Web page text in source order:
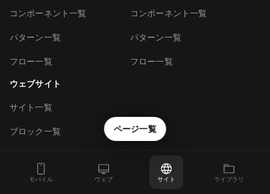
モバイル ウェブ サイト ライブラリ
ページ一覧
コンポーネント一覧
パターン一覧
フロー一覧
コンポーネント一覧
パターン一覧
フロー一覧
ウェブサイト
サイト一覧
ブロック一覧
UI Pocketについて